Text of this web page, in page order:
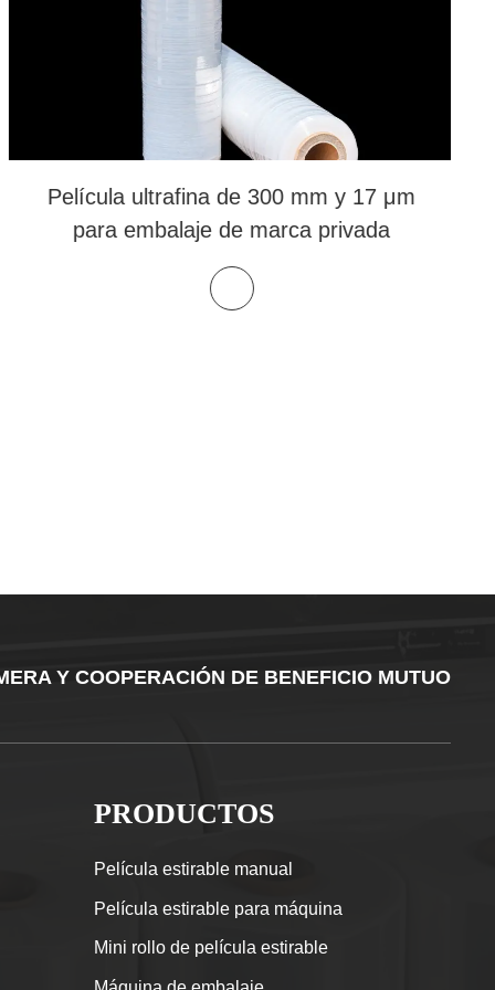
Película ultrafina de 300 mm y 17 μm
para embalaje de marca privada
Y COOPERACIÓN DE BENEFICIO MUTUO
PRODUCTOS
Película estirable manual
Película estirable para máquina
Mini rollo de película estirable